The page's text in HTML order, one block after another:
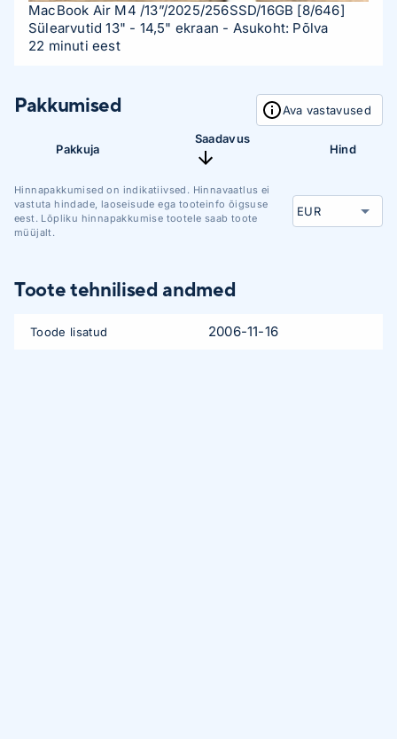
MacBook Air M4 /13”/2025/256SSD/16GB [8/646]
Sülearvutid 13" - 14,5" ekraan - Asukoht: Põlva
22 minuti eest
Pakkumised Ava vastavused
Pakkuja
Saadavus
Hind
Hinnapakkumised on indikatiivsed. Hinnavaatlus ei
vastuta hindade, laoseisude ega tooteinfo õigsuse
eest. Lõpliku hinnapakkumise tootele saab toote
müüjalt.
Toote tehnilised andmed
Toode lisatud 2006-11-16